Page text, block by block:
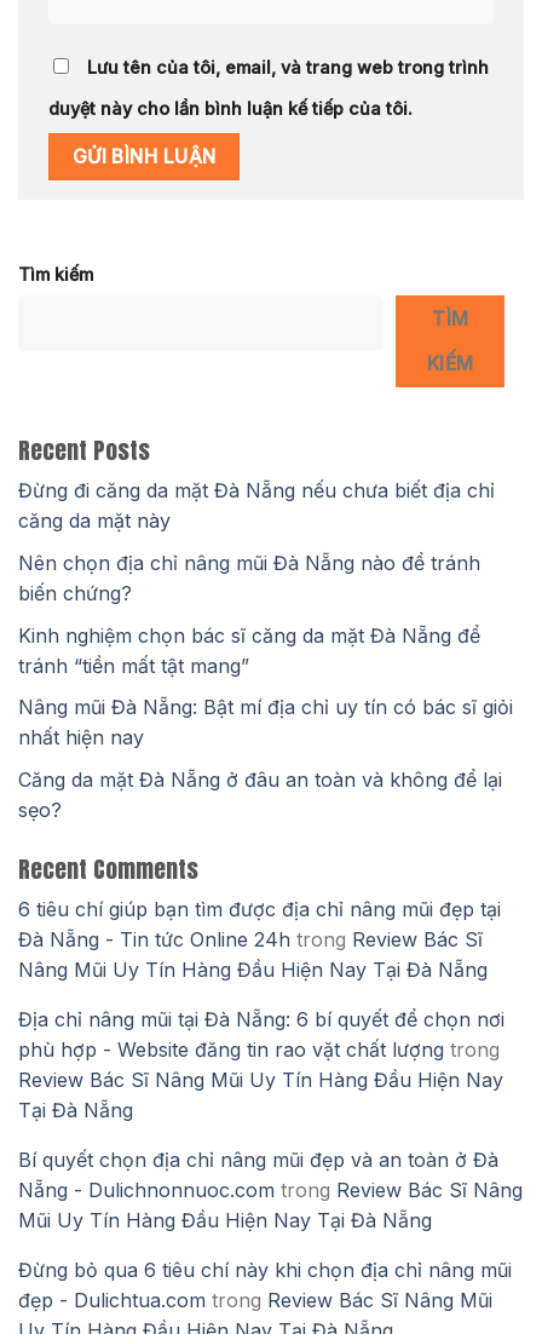
Lưu tên của tôi, email, và trang web trong trình
duyệt này cho lần bình luận kế tiếp của tôi.
Tìm kiếm
TÌM
KIẾM
Recent Posts
Đừng đi căng da mặt Đà Nẵng nếu chưa biết địa chỉ
căng da mặt này
Nên chọn địa chỉ nâng mũi Đà Nẵng nào để tránh
biến chứng?
Kinh nghiệm chọn bác sĩ căng da mặt Đà Nẵng để
tránh “tiền mất tật mang”
Nâng mũi Đà Nẵng: Bật mí địa chỉ uy tín có bác sĩ giỏi
nhất hiện nay
Căng da mặt Đà Nẵng ở đâu an toàn và không để lại
sẹo?
Recent Comments
6 tiêu chí giúp bạn tìm được địa chỉ nâng mũi đẹp tại
Đà Nẵng - Tin tức Online 24h trong Review Bác Sĩ
Nâng Mũi Uy Tín Hàng Đầu Hiện Nay Tại Đà Nẵng
Địa chỉ nâng mũi tại Đà Nẵng: 6 bí quyết để chọn nơi
phù hợp - Website đăng tin rao vặt chất lượng trong
Review Bác Sĩ Nâng Mũi Uy Tín Hàng Đầu Hiện Nay
Tại Đà Nẵng
Bí quyết chọn địa chỉ nâng mũi đẹp và an toàn ở Đà
Nẵng - Dulichnonnuoc.com trong Review Bác Sĩ Nâng
Mũi Uy Tín Hàng Đầu Hiện Nay Tại Đà Nẵng
Đừng bỏ qua 6 tiêu chí này khi chọn địa chỉ nâng mũi
đẹp - Dulichtua.com trong Review Bác Sĩ Nâng Mũi